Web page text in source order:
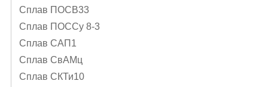
Сплав ПОСВ33
Сплав ПОССу 8-3
Сплав САП1
Сплав СвАМц
Сплав СКТи10